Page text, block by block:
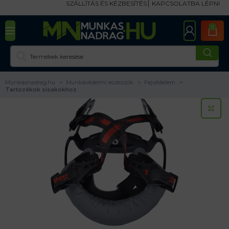
SZÁLLÍTÁS ÉS KÉZBESÍTÉS KAPCSOLATBA LÉPNI
0
Munkasnadrag.hu Munkavédelmi eszközök
Fejvédelem
Tartozékok sisakokhoz